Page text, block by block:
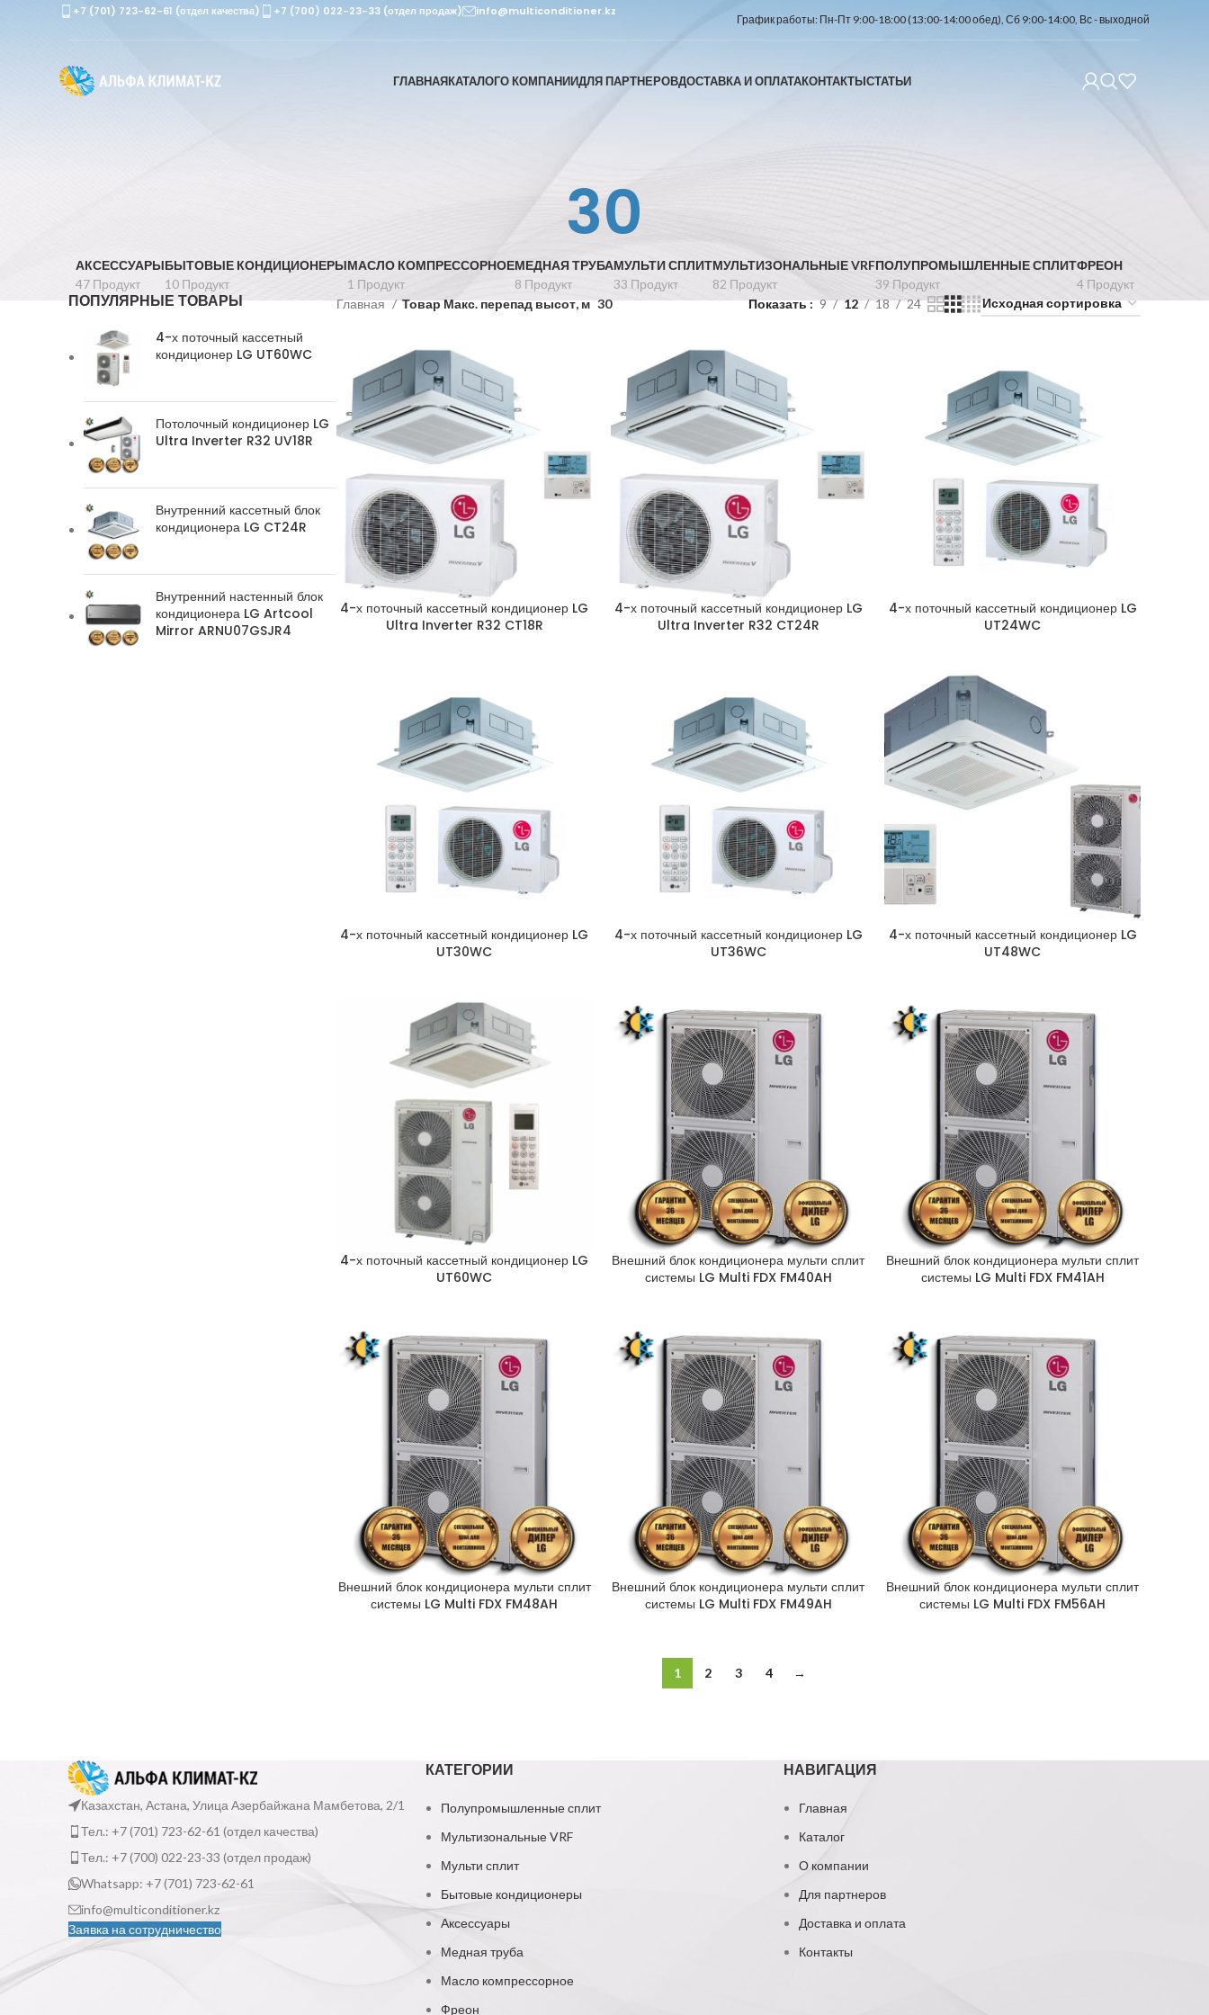
+7 (701) 723-62-61 (отдел качества) +7 (700) 022-23-33 (отдел продаж) info@multiconditioner.kz
График работы: Пн-Пт 9:00-18:00 (13:00-14:00 обед), Сб 9:00-14:00, Вс - выходной
ГЛАВНАЯКАТАЛОГО КОМПАНИИДЛЯ ПАРТНЕРОВДОСТАВКА И ОПЛАТАКОНТАКТЫСТАТЬИ
30
АКСЕССУАРЫ
47 Продукт
БЫТОВЫЕ КОНДИЦИОНЕРЫ
10 Продукт
МАСЛО КОМПРЕССОРНОЕ
1 Продукт
МЕДНАЯ ТРУБА
8 Продукт
МУЛЬТИ СПЛИТ
33 Продукт
МУЛЬТИЗОНАЛЬНЫЕ VRF
82 Продукт
ПОЛУПРОМЫШЛЕННЫЕ СПЛИТ
39 Продукт
ФРЕОН
4 Продукт
ПОПУЛЯРНЫЕ ТОВАРЫ
4-х поточный кассетный
кондиционер LG UT60WC
Потолочный кондиционер LG
Ultra Inverter R32 UV18R
Внутренний кассетный блок
кондиционера LG CT24R
Внутренний настенный блок
кондиционера LG Artcool
Mirror ARNU07GSJR4
Главная Товар Макс. перепад высот, м 30 Показать 9 12 18 24
4-х поточный кассетный кондиционер LG
Ultra Inverter R32 CT18R
4-х поточный кассетный кондиционер LG
Ultra Inverter R32 CT24R
4-х поточный кассетный кондиционер LG
UT24WC
4-х поточный кассетный кондиционер LG
UT30WC
4-х поточный кассетный кондиционер LG
UT36WC
4-х поточный кассетный кондиционер LG
UT48WC
4-х поточный кассетный кондиционер LG
UT60WC
Внешний блок кондиционера мульти сплит
системы LG Multi FDX FM40AH
Внешний блок кондиционера мульти сплит
системы LG Multi FDX FM41AH
Внешний блок кондиционера мульти сплит
системы LG Multi FDX FM48AH
Внешний блок кондиционера мульти сплит
системы LG Multi FDX FM49AH
Внешний блок кондиционера мульти сплит
системы LG Multi FDX FM56AH
1 2 3 4 →
Казахстан, Астана, Улица Азербайжана Мамбетова, 2/1
Тел.: +7 (701) 723-62-61 (отдел качества)
Тел.: +7 (700) 022-23-33 (отдел продаж)
Whatsapp: +7 (701) 723-62-61
info@multiconditioner.kz
Заявка на сотрудничество
КАТЕГОРИИ
Полупромышленные сплит
Мультизональные VRF
Мульти сплит
Бытовые кондиционеры
Аксессуары
Медная труба
Масло компрессорное
Фреон
НАВИГАЦИЯ
Главная
Каталог
О компании
Для партнеров
Доставка и оплата
Контакты